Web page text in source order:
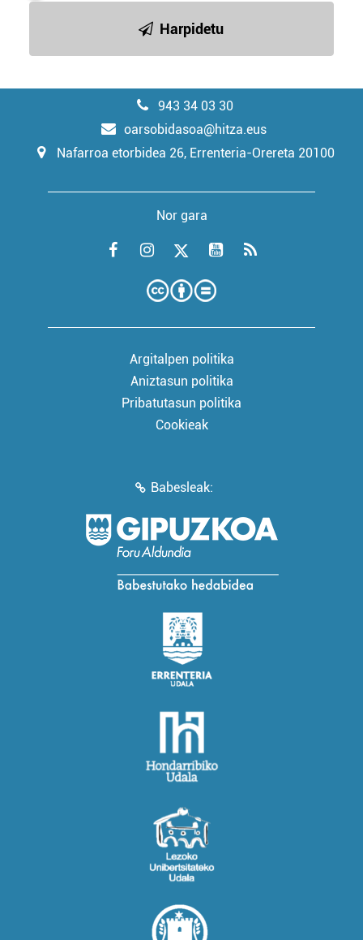
Harpidetu
943 34 03 30
oarsobidasoa@hitza.eus
Nafarroa etorbidea 26, Errenteria-Orereta 20100
Nor gara
Argitalpen politika
Aniztasun politika
Pribatutasun politika
Cookieak
Babesleak: